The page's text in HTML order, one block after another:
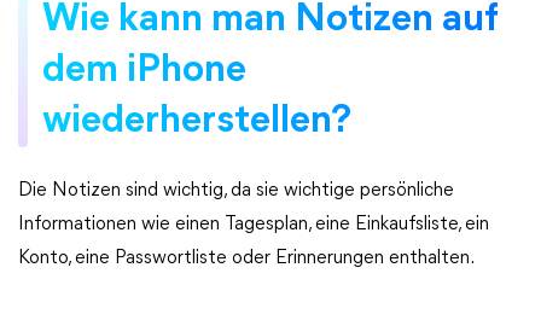
Wie kann man Notizen auf
dem iPhone
wiederherstellen?
Die Notizen sind wichtig, da sie wichtige persönliche
Informationen wie einen Tagesplan, eine Einkaufsliste, ein
Konto, eine Passwortliste oder Erinnerungen enthalten.